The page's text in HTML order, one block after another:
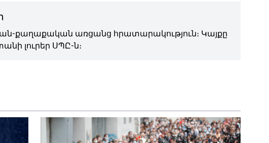
քաղաքական առցանց հրատարակություն։ Կայքը
լուրեր ՍՊԸ-ն։